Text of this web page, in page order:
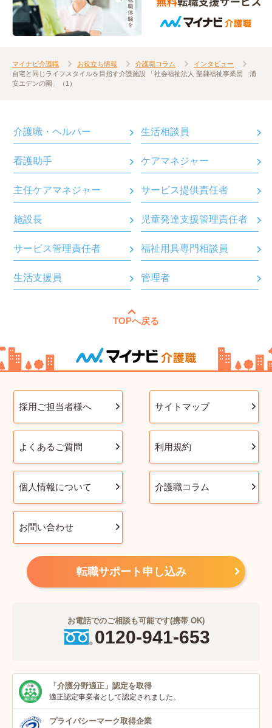
マイナビ介護職 お役立ち情報 介護職コラム
インタビュー
自宅と同じライフスタイルを目指す介護施設 「社会福祉法人 聖隷福祉事業団 浦
安エデンの園」（1）
介護職・ヘルパー 生活相談員
看護助手 ケアマネジャー
主任ケアマネジャー サービス提供責任者
施設長 児童発達支援管理責任者
サービス管理責任者 福祉用具専門相談員
生活支援員 管理者
TOPへ戻る
採用ご担当者様へ サイトマップ
よくあるご質問 利用規約
個人情報について 介護職コラム
お問い合わせ
転職サポート申し込み
お電話でのご相談も可能です(携帯 OK)
0120-941-653
「介護分野適正」 認定を取得
適正認定事業者として認定されました。
プライバシーマーク取得企業